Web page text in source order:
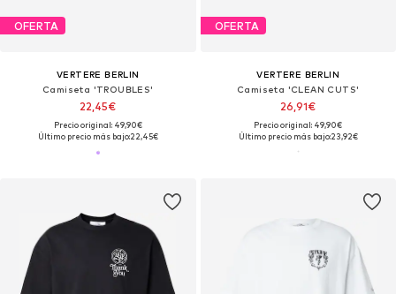
OFERTA
VERTERE BERLIN
Camiseta 'TROUBLES'
22,45€
Precio original: 49,90€
Último precio más bajo:22,45€
OFERTA
VERTERE BERLIN
Camiseta 'CLEAN CUTS'
26,91€
Precio original: 49,90€
Último precio más bajo:23,92€